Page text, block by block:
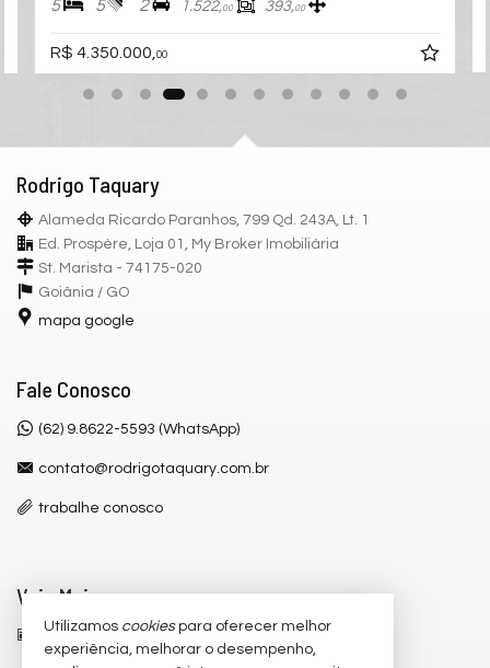
5 5 2 1.522,00 393,00
R$ 4.350.000,00
Rodrigo Taquary
Alameda Ricardo Paranhos, 799 Qd. 243A, Lt. 1
Ed. Prospère, Loja 01, My Broker Imobiliária
St. Marista - 74175-020
Goiânia / GO
mapa google
Fale Conosco
(62) 9.8622-5593 (WhatsApp)
contato@rodrigotaquary.com.br
trabalhe conosco
Veja Mais
receba nosso newsletter
Utilizamos cookiespara oferecer melhor
experiência, melhorar o desempenho,